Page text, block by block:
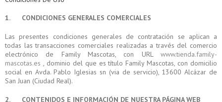
1. CONDICIONES GENERALES COMERCIALES
Las presentes condiciones generales de contratación se aplican a
todas las transacciones comerciales realizadas a través del comercio
electrónico de Family Mascotas, con URL www.tienda.family-
mascotas.es , dominio del que es título Family Mascotas, con domicilio
social en Avda. Pablo Iglesias sn (via de servicio), 13600 Alcázar de
San Juan (Ciudad Real).
2. CONTENIDOS E INFORMACIÓN DE NUESTRA PÁGINA WEB